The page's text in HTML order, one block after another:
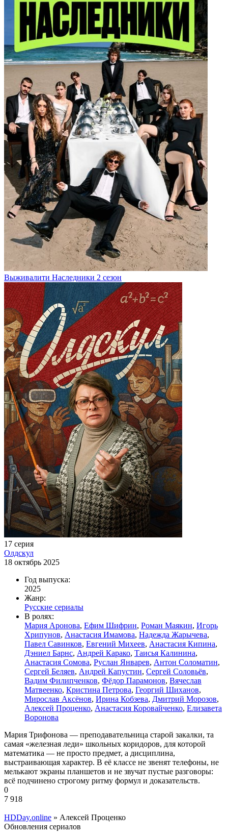
Выживалити Наследники 2 сезон
17 серия
Олдскул
18 октябрь 2025
Год выпуска:
2025
Жанр:
Русские сериалы
В ролях:
Мария Аронова, Ефим Шифрин, Роман Маякин, Игорь
Хрипунов, Анастасия Имамова, Надежда Жарычева,
Павел Савинков, Евгений Михеев, Анастасия Кипина,
Дэниел Барнс, Андрей Карако, Таисья Калинина,
Анастасия Сомова, Руслан Январев, Антон Соломатин,
Сергей Беляев, Андрей Капустин, Сергей Соловьёв,
Вадим Филипченков, Фёдор Парамонов, Вячеслав
Матвеенко, Кристина Петрова, Георгий Шиханов,
Мирослав Аксёнов, Ирина Кобзева, Дмитрий Морозов,
Алексей Проценко, Анастасия Коровайченко, Елизавета
Воронова
Мария Трифонова — преподавательница старой закалки, та
самая «железная леди» школьных коридоров, для которой
математика — не просто предмет, а дисциплина,
выстраивающая характер. В её классе не звенят телефоны, не
мелькают экраны планшетов и не звучат пустые разговоры:
всё подчинено строгому ритму формул и доказательств.
0
7 918
HDDay.online » Алексей Проценко
Обновления сериалов